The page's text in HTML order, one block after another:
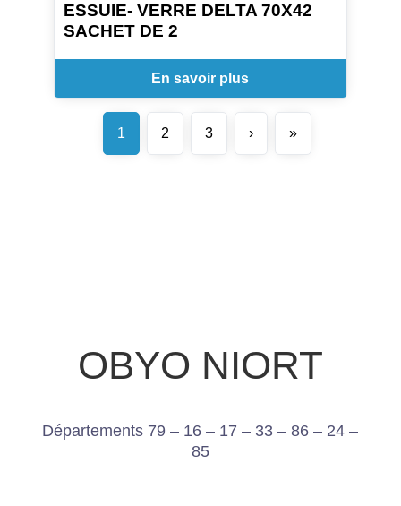
ESSUIE- VERRE DELTA 70X42
SACHET DE 2
En savoir plus
1 2 3 › »
OBYO NIORT
Départements 79 – 16 – 17 – 33 – 86 – 24 –
85